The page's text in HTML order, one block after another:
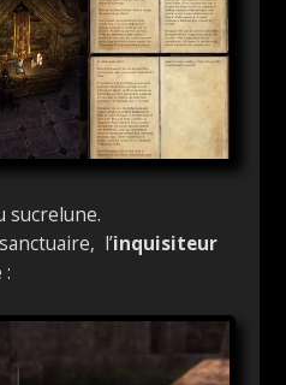
sucrelune.
l’inquisiteur
: